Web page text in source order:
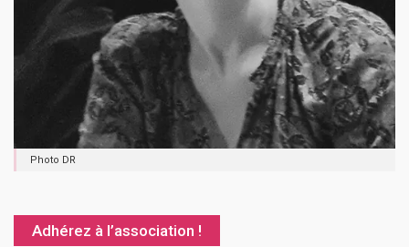
Photo DR
Adhérez à l’association !